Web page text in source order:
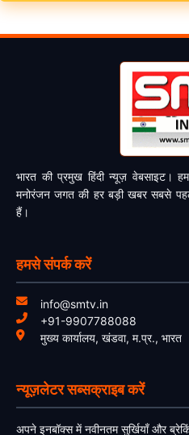
भारत की प्रमुख हिंदी न्यूज़ वेबसाइट।
मनोरंजन जगत की हर बड़ी खबर सबसे
हैं।
हमसे संपर्क करें
info@smtv.in
+91-9907788088
मुख्य कार्यालय, खंडवा, म.प्र., भारत
न्यूज़लेटर सब्सक्राइब करें
अपने इनबॉक्स में नवीनतम सुर्खियाँ और